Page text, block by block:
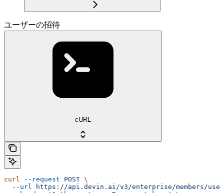
ユーザーの招待
cURL
curl --request POST \
  --url
https://api.devin.ai/v3/enterprise/members/